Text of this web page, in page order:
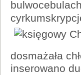
dosmażała
inserowano